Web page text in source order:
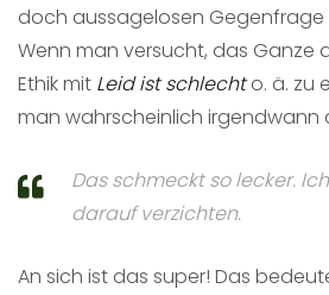
doch aussagelosen
Wenn man versucht, das Ganze
Ethik mit Leid ist schlechto. ä. zu
man wahrscheinlich irgendwann
Das schmeckt so lecker.
darauf verzichten.
An sich ist das super! Das